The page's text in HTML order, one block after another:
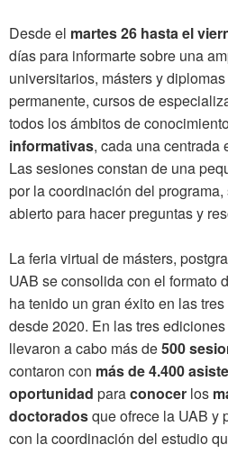
Desde el martes 26 hasta el
días para informarte sobre una
universitarios, másters y
permanente, cursos de
todos los ámbitos de
informativas, cada una centrada
Las sesiones constan de una
por la coordinación del
abierto para hacer preguntas y
La feria virtual de másters,
UAB se consolida con el formato
ha tenido un gran éxito en las
desde 2020. En las tres
llevaron a cabo más de500
contaron con más de 4.400
oportunidad paraconocer los
doctoradosque ofrece la UAB y
con la coordinación del estudio